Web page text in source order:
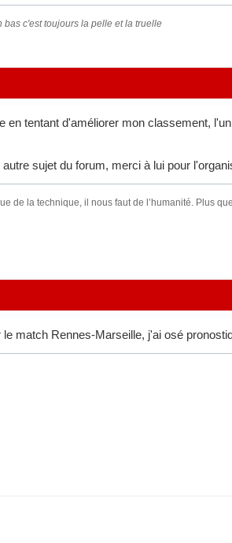
bas c'est toujours la pelle et la truelle
en tentant d'améliorer mon classement,
sujet du forum, merci à lui pour
de la technique, il nous faut de l’humanité. Plus
le match Rennes-Marseille, j'ai osé